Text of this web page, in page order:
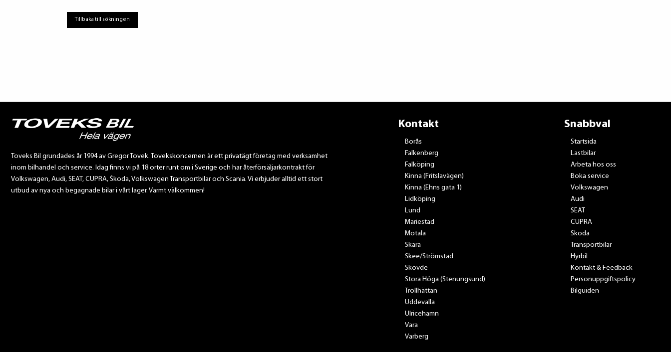
Tillbaka till sökningen
Toveks Bil grundades år 1994 av Gregor Tovek. Tovekskoncernen är ett privatägt företag med verksamhet
inom bilhandel och service. Idag finns vi på 18 orter runt om i Sverige och har återförsäljarkontrakt för
Volkswagen, Audi, SEAT, CUPRA, Škoda, Volkswagen Transportbilar och Scania. Vi erbjuder alltid ett stort
utbud av nya och begagnade bilar i vårt lager. Varmt välkommen!
Kontakt
Borås
Falkenberg
Falköping
Kinna (Fritslavägen)
Kinna (Ehns gata 1)
Lidköping
Lund
Mariestad
Motala
Skara
Skee/Strömstad
Skövde
Stora Höga (Stenungsund)
Trollhättan
Uddevalla
Ulricehamn
Vara
Varberg
Snabbval
Startsida
Lastbilar
Arbeta hos oss
Boka service
Volkswagen
Audi
SEAT
CUPRA
Skoda
Transportbilar
Hyrbil
Kontakt & Feedback
Personuppgiftspolicy
Bilguiden